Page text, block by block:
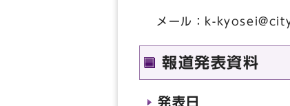
メール： k-
報道発表資料
発表日